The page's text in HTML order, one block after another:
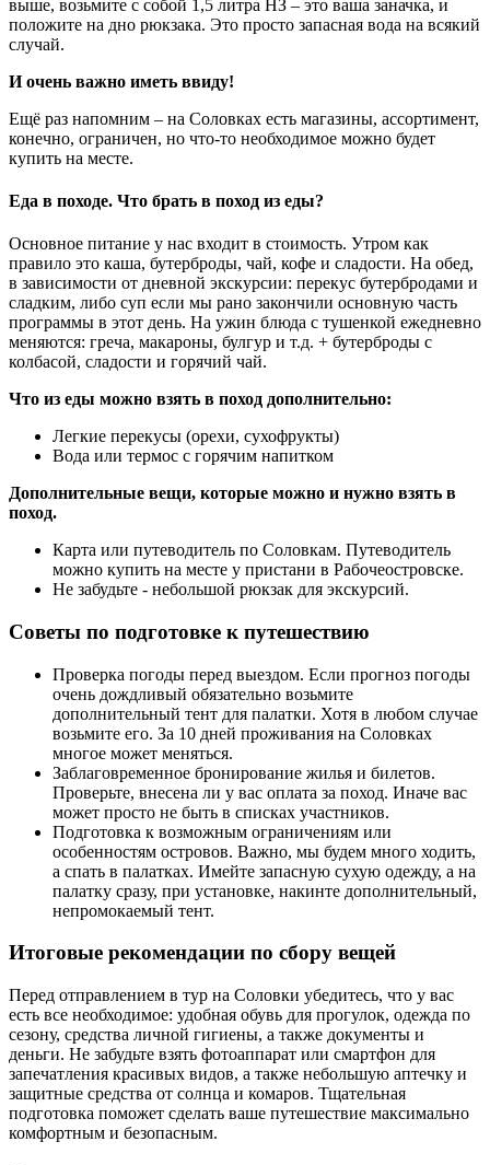
выше, возьмите с собой 1,5 литра НЗ – это ваша заначка, и
положите на дно рюкзака. Это просто запасная вода на всякий
случай.
И очень важно иметь ввиду!
Ещё раз напомним – на Соловках есть магазины, ассортимент,
конечно, ограничен, но что-то необходимое можно будет
купить на месте.
Еда в походе. Что брать в поход из еды?
Основное питание у нас входит в стоимость. Утром как
правило это каша, бутерброды, чай, кофе и сладости. На обед,
в зависимости от дневной экскурсии: перекус бутербродами и
сладким, либо суп если мы рано закончили основную часть
программы в этот день. На ужин блюда с тушенкой ежедневно
меняются: греча, макароны, булгур и т.д. + бутерброды с
колбасой, сладости и горячий чай.
Что из еды можно взять в поход дополнительно:
Легкие перекусы (орехи, сухофрукты)
Вода или термос с горячим напитком
Дополнительные вещи, которые можно и нужно взять в
поход.
Карта или путеводитель по Соловкам. Путеводитель
можно купить на месте у пристани в Рабочеостровске.
Не забудьте - небольшой рюкзак для экскурсий.
Советы по подготовке к путешествию
Проверка погоды перед выездом. Если прогноз погоды
очень дождливый обязательно возьмите
дополнительный тент для палатки. Хотя в любом случае
возьмите его. За 10 дней проживания на Соловках
многое может меняться.
Заблаговременное бронирование жилья и билетов.
Проверьте, внесена ли у вас оплата за поход. Иначе вас
может просто не быть в списках участников.
Подготовка к возможным ограничениям или
особенностям островов. Важно, мы будем много ходить,
а спать в палатках. Имейте запасную сухую одежду, а на
палатку сразу, при установке, накинте дополнительный,
непромокаемый тент.
Итоговые рекомендации по сбору вещей
Перед отправлением в тур на Соловки убедитесь, что у вас
есть все необходимое: удобная обувь для прогулок, одежда по
сезону, средства личной гигиены, а также документы и
деньги. Не забудьте взять фотоаппарат или смартфон для
запечатления красивых видов, а также небольшую аптечку и
защитные средства от солнца и комаров. Тщательная
подготовка поможет сделать ваше путешествие максимально
комфортным и безопасным.